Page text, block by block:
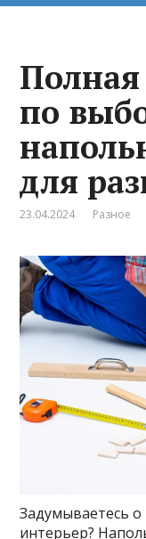
по
для
23.04.2024 Разное
Задумываетесь
интерьер?